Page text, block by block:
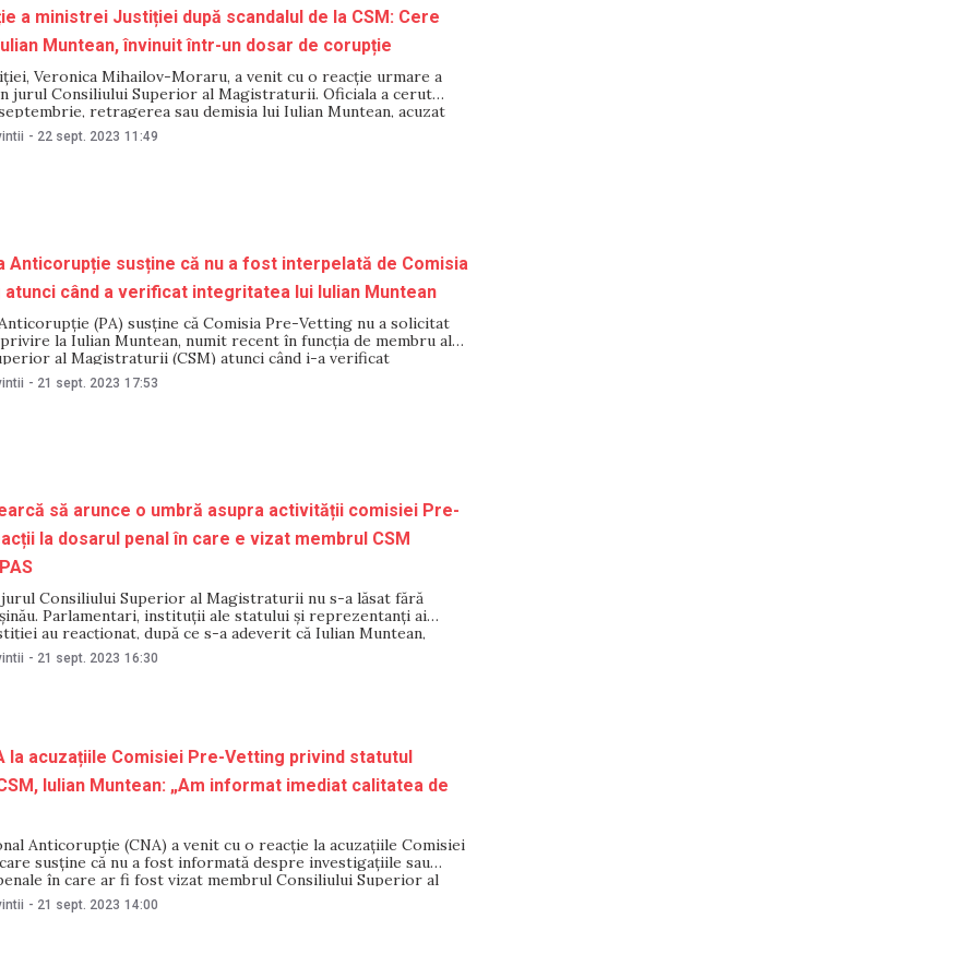
a ministrei Justiției după scandalul de la CSM: Cere
Muntean, învinuit într-un dosar de corupție
Veronica Mihailov-Moraru, a venit cu o reacție urmare a
jurul Consiliului Superior al Magistraturii. Oficiala a cerut
retragerea sau demisia lui Iulian Muntean, acuzat
de corupție. „Am urmărit cu atenție declarațiile instituțiilor
la informația precum că unul dintre
- 22 sept. 2023 11:49
Anticorupție susține că nu a fost interpelată de Comisia
când a verificat integritatea lui Iulian Muntean
(PA) susține că Comisia Pre-Vetting nu a solicitat
la Iulian Muntean, numit recent în funcția de membru al
al Magistraturii (CSM) atunci când i-a verificat
cum ar fi făcut-o în multe alte cazuri, care au vizat candidați
de către
- 21 sept. 2023 17:53
să arunce o umbră asupra activității comisiei Pre-
la dosarul penal în care e vizat membrul CSM
jurul Consiliului Superior al Magistraturii nu s-a lăsat fără
Parlamentari, instituții ale statului și reprezentanți ai
au reacționat, după ce s-a adeverit că Iulian Muntean,
Parlament în funcția de membru al CSM, a fost acuzat în 2018
- 21 sept. 2023 16:30
la acuzațiile Comisiei Pre-Vetting privind statutul
Iulian Muntean: „Am informat imediat calitatea de
Anticorupție (CNA) a venit cu o reacție la acuzațiile Comisiei
susține că nu a fost informată despre investigațiile sau
în care ar fi fost vizat membrul Consiliului Superior al
(CSM) Iulian Muntean, cercetat penal pentru corupție. Într-o
emisă, CNA a precizat
- 21 sept. 2023 14:00